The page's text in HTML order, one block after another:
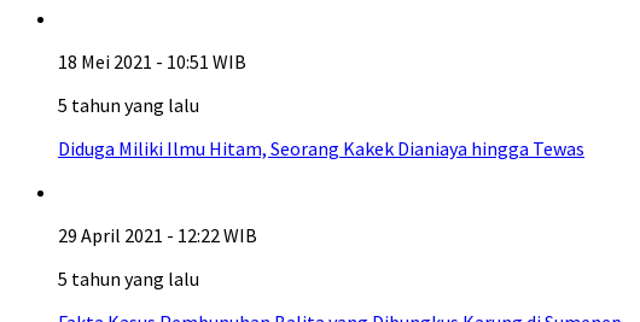
18 Mei 2021 - 10:51 WIB
5 tahun yang lalu
Diduga Miliki Ilmu Hitam, Seorang Kakek Dianiaya hingga Tewas
29 April 2021 - 12:22 WIB
5 tahun yang lalu